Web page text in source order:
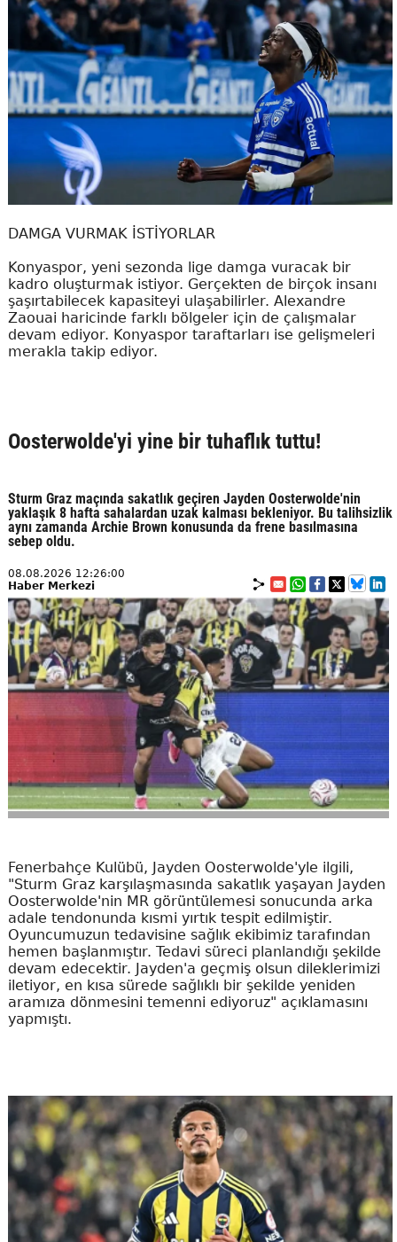
DAMGA VURMAK İSTİYORLAR
Konyaspor, yeni sezonda lige damga vuracak bir
kadro oluşturmak istiyor. Gerçekten de birçok insanı
şaşırtabilecek kapasiteyi ulaşabilirler. Alexandre
Zaouai haricinde farklı bölgeler için de çalışmalar
devam ediyor. Konyaspor taraftarları ise gelişmeleri
merakla takip ediyor.
Oosterwolde'yi yine bir tuhaflık tuttu!
Sturm Graz maçında sakatlık geçiren Jayden Oosterwolde'nin
yaklaşık 8 hafta sahalardan uzak kalması bekleniyor. Bu talihsizlik
aynı zamanda Archie Brown konusunda da frene basılmasına
sebep oldu.
08.08.2026 12:26:00
Haber Merkezi
Fenerbahçe Kulübü, Jayden Oosterwolde'yle ilgili,
"Sturm Graz karşılaşmasında sakatlık yaşayan Jayden
Oosterwolde'nin MR görüntülemesi sonucunda arka
adale tendonunda kısmi yırtık tespit edilmiştir.
Oyuncumuzun tedavisine sağlık ekibimiz tarafından
hemen başlanmıştır. Tedavi süreci planlandığı şekilde
devam edecektir. Jayden'a geçmiş olsun dileklerimizi
iletiyor, en kısa sürede sağlıklı bir şekilde yeniden
aramıza dönmesini temenni ediyoruz" açıklamasını
yapmıştı.